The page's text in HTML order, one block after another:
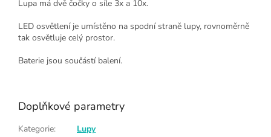
Lupa má dvě čočky o síle 3x a 10x.
LED osvětlení je umístěno na spodní straně lupy, rovnoměrně
tak osvětluje celý prostor.
Baterie jsou součástí balení.
Doplňkové parametry
Kategorie:
Lupy